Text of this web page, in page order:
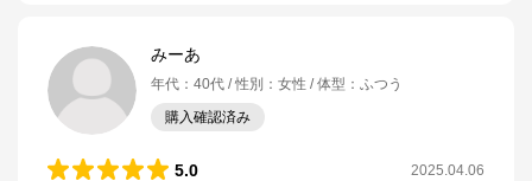
みーあ
年代 ： 40代 性別 ： 女性 体型 ： ふつう
購入確認済み
5.0 2025.04.06